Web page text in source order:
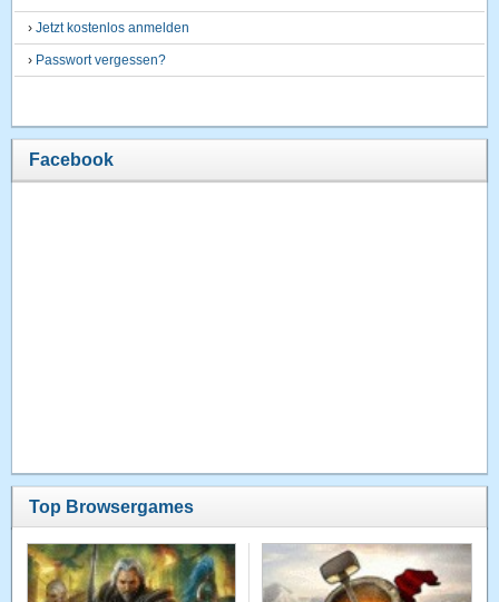
›Jetzt kostenlos anmelden
› Passwort vergessen?
Facebook
Top Browsergames